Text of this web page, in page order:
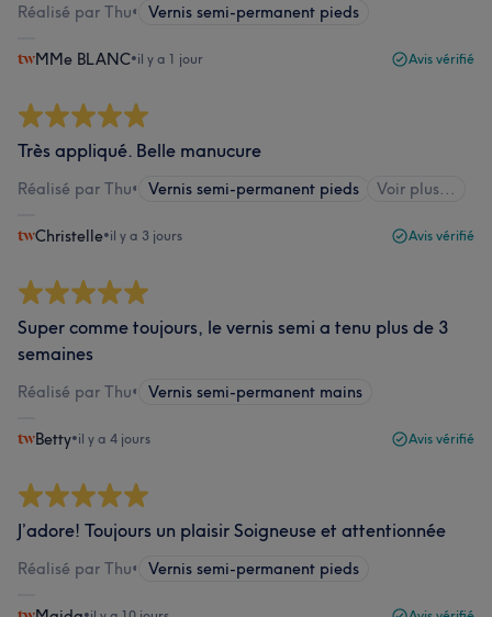
Réalisé par Thu• Vernis semi-permanent pieds
MMe BLANC•il y a 1 jour Avis vérifié
Très appliqué. Belle manucure
Réalisé par Thu• Vernis semi-permanent pieds Voir plus...
Christelle•il y a 3 jours Avis vérifié
Super comme toujours, le vernis semi a tenu plus de 3
semaines
Réalisé par Thu• Vernis semi-permanent mains
Betty•il y a 4 jours Avis vérifié
J’adore! Toujours un plaisir Soigneuse et attentionnée
Réalisé par Thu• Vernis semi-permanent pieds